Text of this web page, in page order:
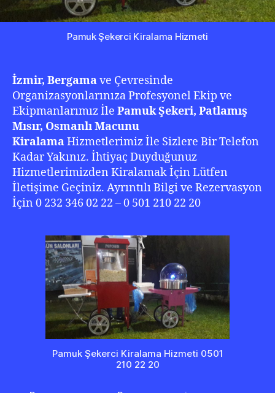
Pamuk Şekerci Kiralama Hizmeti
İzmir, Bergamave Çevresinde
Organizasyonlarınıza Profesyonel Ekip ve
Ekipmanlarımız İle Pamuk Şekeri, Patlamış
Mısır, Osmanlı Macunu
KiralamaHizmetlerimiz İle Sizlere Bir Telefon
Kadar Yakınız. İhtiyaç Duyduğunuz
Hizmetlerimizden Kiralamak İçin Lütfen
İletişime Geçiniz. Ayrıntılı Bilgi ve Rezervasyon
İçin 0 232 346 02 22 – 0 501 210 22 20
Pamuk Şekerci Kiralama Hizmeti 0501
210 22 20